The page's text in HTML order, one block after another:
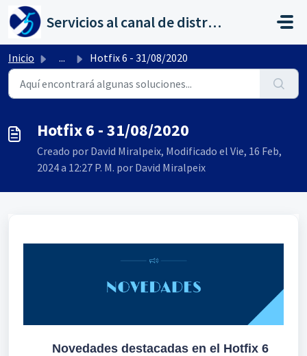
Saltar al contenido principal
Servicios al canal de distribución de AHORA
Inicio ... Hotfix 6 - 31/08/2020
Hotfix 6 - 31/08/2020
Creado por David Miralpeix, Modificado el Vie, 16 Feb,
2024 a 12:27 P. M. por David Miralpeix
Novedades destacadas en el Hotfix 6